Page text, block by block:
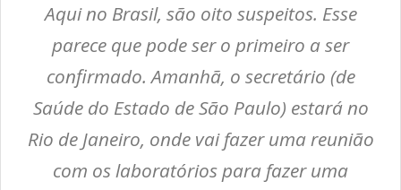
Aqui no Brasil, são oito suspeitos. Esse
parece que pode ser o primeiro a ser
confirmado. Amanhã, o secretário (de
Saúde do Estado de São Paulo) estará no
Rio de Janeiro, onde vai fazer uma reunião
com os laboratórios para fazer uma